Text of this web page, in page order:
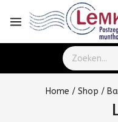
Home / Shop /